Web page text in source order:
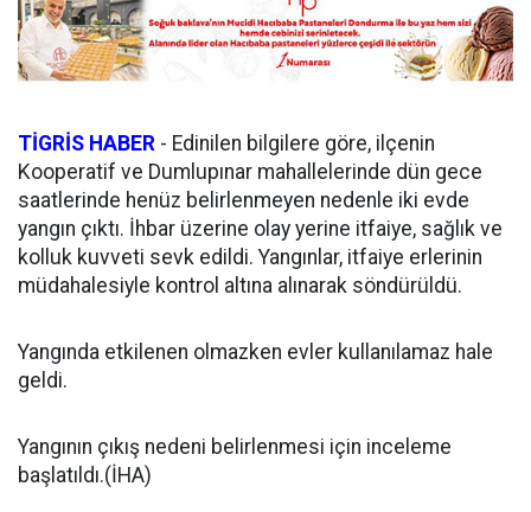
TİGRİS HABER - Edinilen bilgilere göre, ilçenin
Kooperatif ve Dumlupınar mahallelerinde dün gece
saatlerinde henüz belirlenmeyen nedenle iki evde
yangın çıktı. İhbar üzerine olay yerine itfaiye, sağlık ve
kolluk kuvveti sevk edildi. Yangınlar, itfaiye erlerinin
müdahalesiyle kontrol altına alınarak söndürüldü.
Yangında etkilenen olmazken evler kullanılamaz hale
geldi.
Yangının çıkış nedeni belirlenmesi için inceleme
başlatıldı.(İHA)